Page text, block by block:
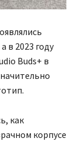
в 2023 году
Buds+ в
как
корпусе